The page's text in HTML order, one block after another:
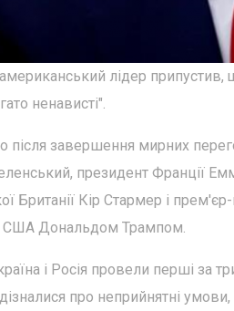
лідер припустив,
ненависті".
після завершення мирних
президент Франції
Британії Кір Стармер і
США Дональдом Трампом.
і Росія провели перші за
про неприйнятні умови,